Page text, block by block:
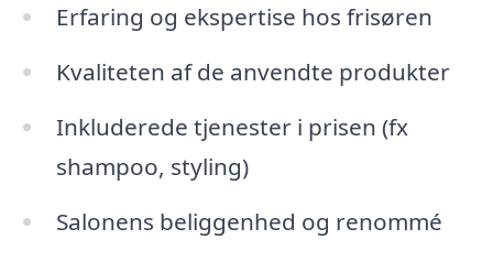
Erfaring og ekspertise hos frisøren
Kvaliteten af de anvendte produkter
Inkluderede tjenester i prisen (fx
shampoo, styling)
Salonens beliggenhed og renommé